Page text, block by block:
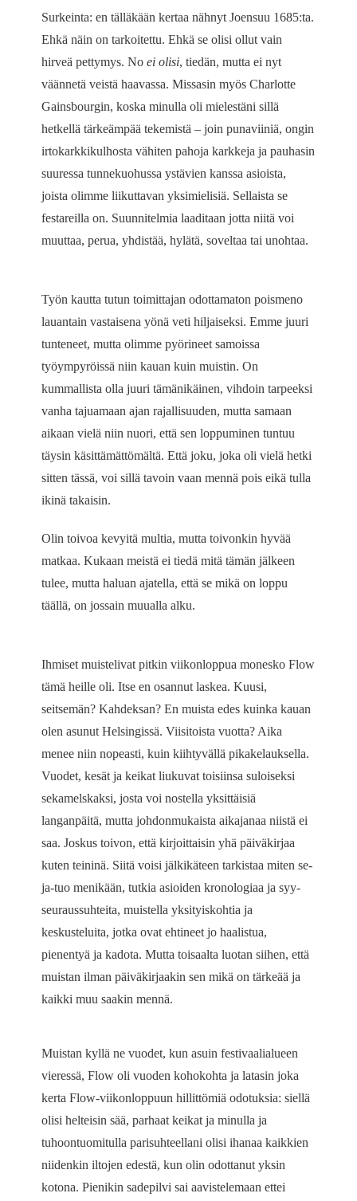
Surkeinta: en tälläkään kertaa nähnyt Joensuu 1685:ta.
Ehkä näin on tarkoitettu. Ehkä se olisi ollut vain
hirveä pettymys. Noei olisi, tiedän, mutta ei nyt
väännetä veistä haavassa. Missasin myös Charlotte
Gainsbourgin, koska minulla oli mielestäni sillä
hetkellä tärkeämpää tekemistä – join punaviiniä, ongin
irtokarkkikulhosta vähiten pahoja karkkeja ja pauhasin
suuressa tunnekuohussa ystävien kanssa asioista,
joista olimme liikuttavan yksimielisiä. Sellaista se
festareilla on. Suunnitelmia laaditaan jotta niitä voi
muuttaa, perua, yhdistää, hylätä, soveltaa tai unohtaa.
Työn kautta tutun toimittajan odottamaton poismeno
lauantain vastaisena yönä veti hiljaiseksi. Emme juuri
tunteneet, mutta olimme pyörineet samoissa
työympyröissä niin kauan kuin muistin. On
kummallista olla juuri tämänikäinen, vihdoin tarpeeksi
vanha tajuamaan ajan rajallisuuden, mutta samaan
aikaan vielä niin nuori, että sen loppuminen tuntuu
täysin käsittämättömältä. Että joku, joka oli vielä hetki
sitten tässä, voi sillä tavoin vaan mennä pois eikä tulla
ikinä takaisin.
Olin toivoa kevyitä multia, mutta toivonkin hyvää
matkaa. Kukaan meistä ei tiedä mitä tämän jälkeen
tulee, mutta haluan ajatella, että se mikä on loppu
täällä, on jossain muualla alku.
Ihmiset muistelivat pitkin viikonloppua monesko Flow
tämä heille oli. Itse en osannut laskea. Kuusi,
seitsemän? Kahdeksan? En muista edes kuinka kauan
olen asunut Helsingissä. Viisitoista vuotta? Aika
menee niin nopeasti, kuin kiihtyvällä pikakelauksella.
Vuodet, kesät ja keikat liukuvat toisiinsa suloiseksi
sekamelskaksi, josta voi nostella yksittäisiä
langanpäitä, mutta johdonmukaista aikajanaa niistä ei
saa. Joskus toivon, että kirjoittaisin yhä päiväkirjaa
kuten teininä. Siitä voisi jälkikäteen tarkistaa miten se-
ja-tuo menikään, tutkia asioiden kronologiaa ja syy-
seuraussuhteita, muistella yksityiskohtia ja
keskusteluita, jotka ovat ehtineet jo haalistua,
pienentyä ja kadota. Mutta toisaalta luotan siihen, että
muistan ilman päiväkirjaakin sen mikä on tärkeää ja
kaikki muu saakin mennä.
Muistan kyllä ne vuodet, kun asuin festivaalialueen
vieressä, Flow oli vuoden kohokohta ja latasin joka
kerta Flow-viikonloppuun hillittömiä odotuksia: siellä
olisi helteisin sää, parhaat keikat ja minulla ja
tuhoontuomitulla parisuhteellani olisi ihanaa kaikkien
niidenkin iltojen edestä, kun olin odottanut yksin
kotona. Pienikin sadepilvi sai aavistelemaan ettei